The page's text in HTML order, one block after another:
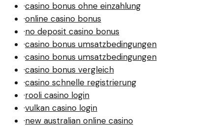
·casino bonus ohne einzahlung
·online casino bonus
·no deposit casino bonus
·casino bonus umsatzbedingungen
·casino bonus umsatzbedingungen
·casino bonus vergleich
·casino schnelle registrierung
·rooli casino login
·vulkan casino login
·new australian online casino